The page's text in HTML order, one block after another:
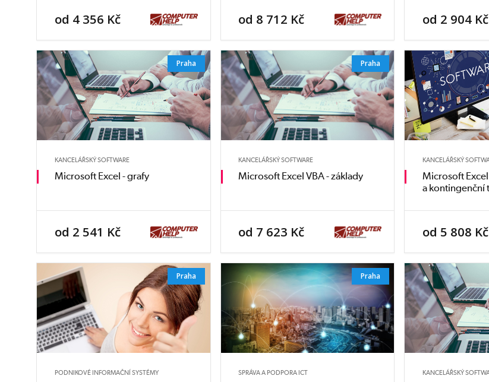
od 4 356 Kč od 8 712 Kč od 2 904 Kč
Praha
KANCELÁŘSKÝ SOFTWARE
Microsoft Excel - grafy
od 2 541 Kč
Praha
KANCELÁŘSKÝ SOFTWARE
Microsoft Excel VBA - základy
od 7 623 Kč
KANCELÁŘSKÝ
Microsoft
a kontingenční
od 5 808 Kč
Praha
PODNIKOVÉ INFORMAČNÍ SYSTÉMY
Praha
SPRÁVA A PODPORA ICT KANCELÁŘSKÝ